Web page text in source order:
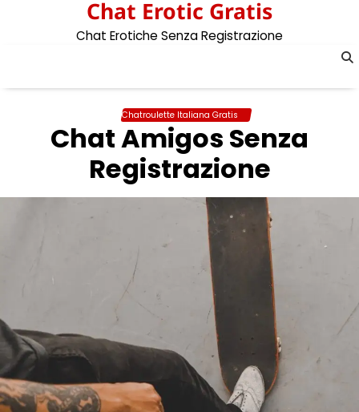
Chat Erotic Gratis
Chat Erotiche Senza Registrazione
Chatroulette Italiana Gratis
Chat Amigos Senza
Registrazione